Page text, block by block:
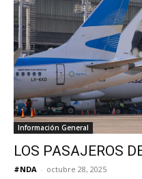
Información General
LOS PASAJEROS
#NDA - octubre 28, 2025